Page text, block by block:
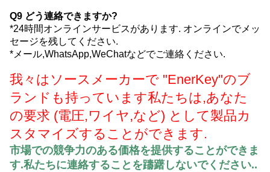
Q9 どう連絡できますか?
*24時間オンラインサービスがあります. オンラインでメッ
セージを残してください.
*メール,WhatsApp,WeChatなどでご連絡ください.
我々はソースメーカーで "EnerKey"のブ
ランドも持っています私たちは,あなた
の要求 (電圧,ワイヤ,など) として製品カ
スタマイズすることができます.
市場での競争力のある価格を提供することができま
す.私たちに連絡することを躊躇しないでください..